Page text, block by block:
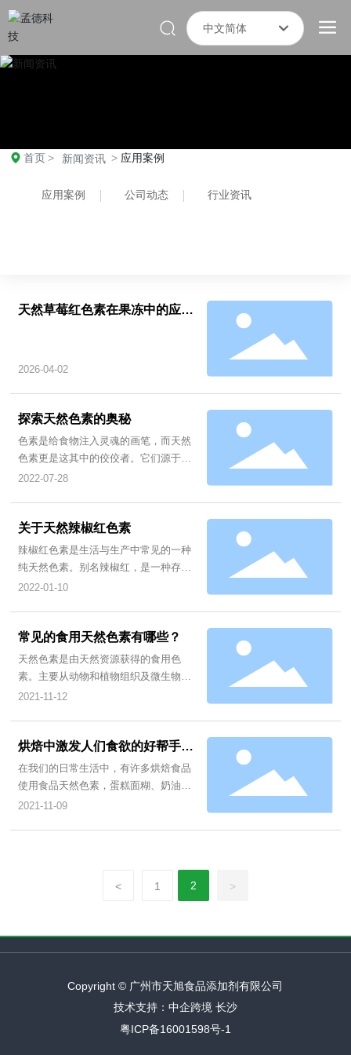
中文简体
首页 新闻资讯 应用案例
应用案例 公司动态 行业资讯
天然草莓红色素在果冻中的应用
2026-04-02
探索天然色素的奥秘
色素是给食物注入灵魂的画笔，而天然
色素更是这其中的佼佼者。它们源于自
然，色彩丰富，为我们的餐桌带来了五
2022-07-28
关于天然辣椒红色素
辣椒红色素是生活与生产中常见的一种
纯天然色素。别名辣椒红，是一种存在
于成熟红辣椒果实中的四酷类橙红色色
果好，它制备相对简单且性状稳定，因
而有着广泛的用途。不仅广泛应用于水
产品、肉类、糕点、色拉、罐头、饮料
2022-01-10
常见的食用天然色素有哪些？
天然色素是由天然资源获得的食用色
素。主要从动物和植物组织及微生物
（培养）中提取的色素，其中植物性着
健功能。鉴于此，绿色健康的天然色素
在食品加工行业具有广阔的市场前景。
其着色力极强且无公害在食品生产中倍
些呢？一起来看一下。
2021-11-12
烘焙中激发人们食欲的好帮手
(天然色素）
在我们的日常生活中，有许多烘焙食品
使用食品天然色素，蛋糕面糊、奶油和
面团染色，可以帮助反映个性和风格，
2021-11-09
< 1 2 >
Copyright © 广州市天旭食品添加剂有限公司
技术支持：中企跨境 长沙
粤ICP备16001598号-1